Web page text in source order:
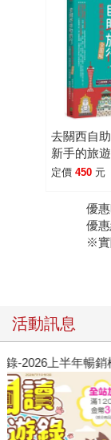
去關西自
新手的旅
通攻略X食
定價 450 元
優
優
※實
活動訊息
閱讀漫遊錄-2026